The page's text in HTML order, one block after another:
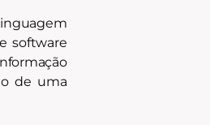
software
de uma